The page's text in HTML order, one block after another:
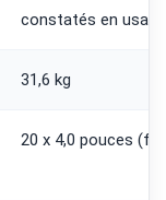
constatés en
31,6 kg
20 x 4,0 pouces